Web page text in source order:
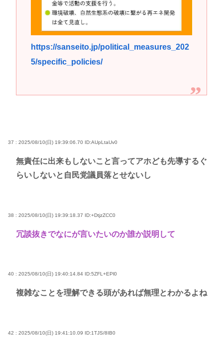
https://sanseito.jp/political_measures_202
5/specific_policies/
37 : 2025/08/10(日) 19:39:06.70 ID:AUpLtaUv0
無責任に出来もしないこと言ってアホども先導するぐ
らいしないと自民党議員落とせないし
38 : 2025/08/10(日) 19:39:18.37 ID:+DtjzZCC0
冗談抜きでなにが言いたいのか誰か説明して
40 : 2025/08/10(日) 19:40:14.84 ID:5ZFL+EPl0
複雑なことを理解できる頭があれば無理とわかるよね
42 : 2025/08/10(日) 19:41:10.09 ID:1TJS/8IB0